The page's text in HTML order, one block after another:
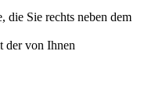
die Sie rechts neben dem
der von Ihnen